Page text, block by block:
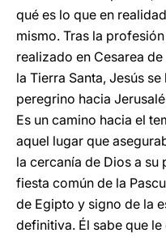
qué es lo que en
mismo. Tras la
realizado en Cesarea
la Tierra Santa, Jesús
peregrino hacia
Es un camino hacia el
aquel lugar que
la cercanía de Dios a su
fiesta común de la
de Egipto y signo de la
definitiva. Él sabe que